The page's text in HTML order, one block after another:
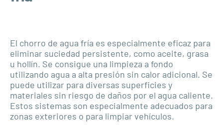
El chorro de agua fría es especialmente eficaz para
eliminar suciedad persistente, como aceite, grasa
u hollín. Se consigue una limpieza a fondo
utilizando agua a alta presión sin calor adicional. Se
puede utilizar para diversas superficies y
materiales sin riesgo de daños por el agua caliente.
Estos sistemas son especialmente adecuados para
zonas exteriores o para limpiar vehículos.